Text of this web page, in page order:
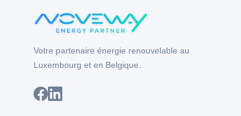
Votre partenaire énergie renouvelable au
Luxembourg et en Belgique.